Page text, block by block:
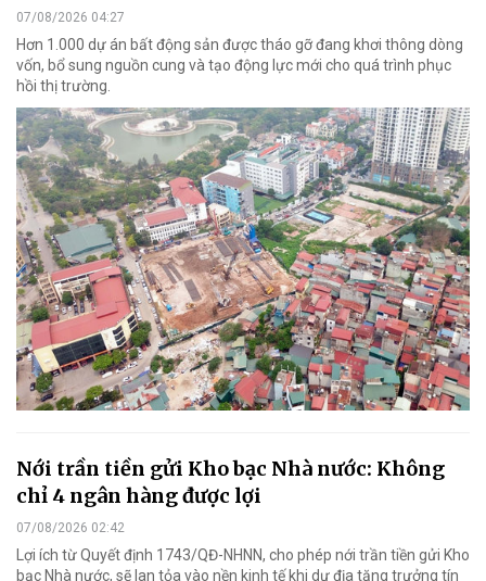
07/08/2026 04:27
Hơn 1.000 dự án bất động sản được tháo gỡ đang khơi thông dòng
vốn, bổ sung nguồn cung và tạo động lực mới cho quá trình phục
hồi thị trường.
Nới trần tiền gửi Kho bạc Nhà nước: Không
chỉ 4 ngân hàng được lợi
07/08/2026 02:42
Lợi ích từ Quyết định 1743/QĐ-NHNN, cho phép nới trần tiền gửi Kho
bạc Nhà nước, sẽ lan tỏa vào nền kinh tế khi dư địa tăng trưởng tín